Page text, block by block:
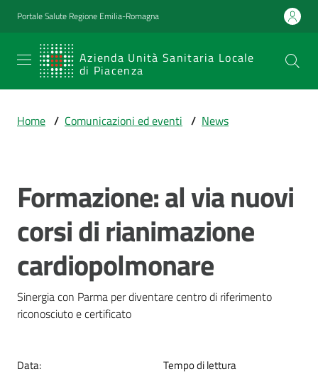
Vai al contenuto
Vai alla navigazione
Vai al footer
Portale Salute Regione Emilia-Romagna
Azienda Unità Sanitaria Locale
di Piacenza
SERVIZIO
SANITARIO
Emilia-
Sanitaria Locale
di Piacenza
Prestazioni
e
percorsi
di
cura
Home / Comunicazioni ed eventi / News
Salta al contenuto
Formazione: al via nuovi
corsi di rianimazione
cardiopolmonare
Sinergia con Parma per diventare centro di riferimento
riconosciuto e certificato
Data: Tempo di lettura